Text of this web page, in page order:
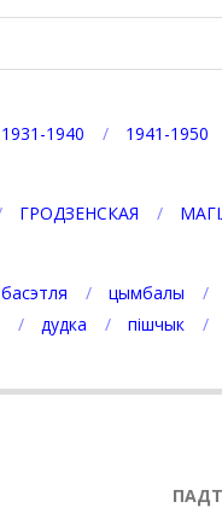
1931-1940 1941-1950
ГРОДЗЕНСКАЯ
басэтля цымбалы
дудка пішчык